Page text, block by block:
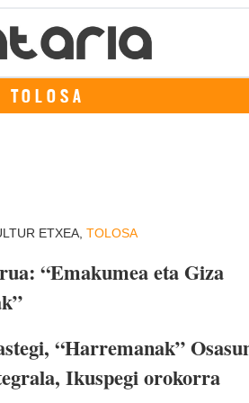
TOLOSA
ETXEA, TOLOSA
“Emakumea eta Giza
“Harremanak”
Ikuspegi orokorra